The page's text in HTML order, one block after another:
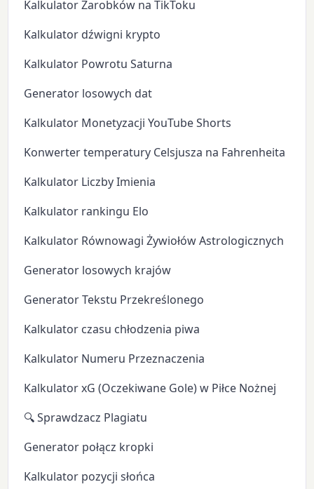
Kalkulator Zarobków na TikToku
Kalkulator dźwigni krypto
Kalkulator Powrotu Saturna
Generator losowych dat
Kalkulator Monetyzacji YouTube Shorts
Konwerter temperatury Celsjusza na Fahrenheita
Kalkulator Liczby Imienia
Kalkulator rankingu Elo
Kalkulator Równowagi Żywiołów Astrologicznych
Generator losowych krajów
Generator Tekstu Przekreślonego
Kalkulator czasu chłodzenia piwa
Kalkulator Numeru Przeznaczenia
Kalkulator xG (Oczekiwane Gole) w Piłce Nożnej
🔍 Sprawdzacz Plagiatu
Generator połącz kropki
Kalkulator pozycji słońca